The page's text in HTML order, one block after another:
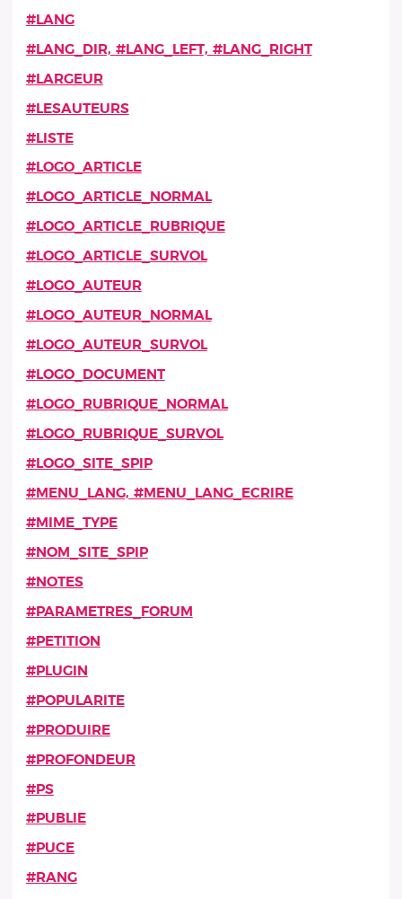
#LANG
#LANG_DIR, #LANG_LEFT, #LANG_RIGHT
#LARGEUR
#LESAUTEURS
#LISTE
#LOGO_ARTICLE
#LOGO_ARTICLE_NORMAL
#LOGO_ARTICLE_RUBRIQUE
#LOGO_ARTICLE_SURVOL
#LOGO_AUTEUR
#LOGO_AUTEUR_NORMAL
#LOGO_AUTEUR_SURVOL
#LOGO_DOCUMENT
#LOGO_RUBRIQUE_NORMAL
#LOGO_RUBRIQUE_SURVOL
#LOGO_SITE_SPIP
#MENU_LANG, #MENU_LANG_ECRIRE
#MIME_TYPE
#NOM_SITE_SPIP
#NOTES
#PARAMETRES_FORUM
#PETITION
#PLUGIN
#POPULARITE
#PRODUIRE
#PROFONDEUR
#PS
#PUBLIE
#PUCE
#RANG